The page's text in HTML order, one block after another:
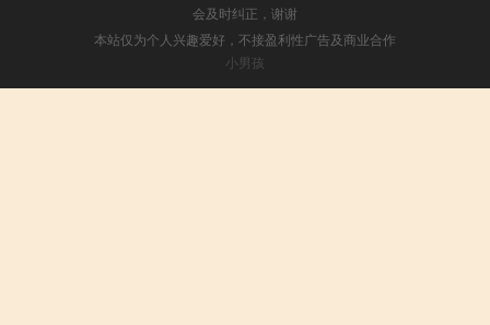
会及时纠正，谢谢
本站仅为个人兴趣爱好，不接盈利性广告及商业合作
小男孩